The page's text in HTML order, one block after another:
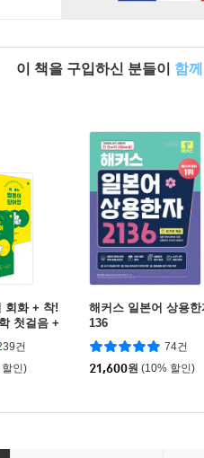
이 책을 구입하신 분들이 함
회화 + 착!
첫걸음 +
어장 세
건
인)
해커스 일본어 상용한
136
74건
21,600원 (10% 할인)